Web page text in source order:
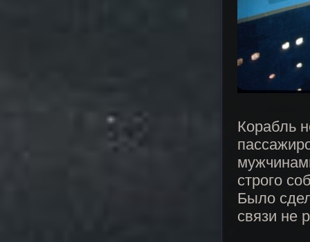
Корабль
строго
Было
связи не